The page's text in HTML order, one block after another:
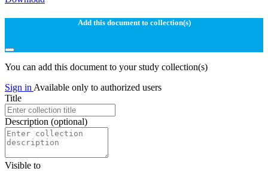
Add this document to collection(s)
You can add this document to your study collection(s)
Sign in Available only to authorized users
Title
Description (optional)
Visible to